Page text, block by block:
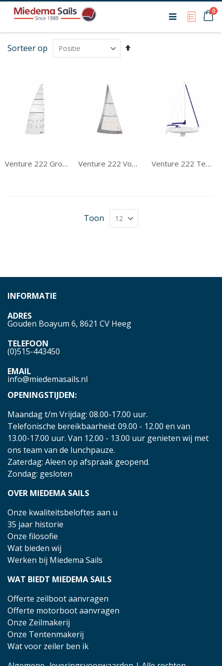
My0
Sorteer op
Van
Venture 222 Grootzeil Venture 222 Voorzeil Venture 222 Tentwerk
Toon
INFORMATIE
ADRES
Gouden Boayum 6, 8621 CV Heeg
TELEFOON
(0)515-443450
EMAIL
info@miedemasails.nl
OPENINGSTIJDEN:
Maandag t/m Vrijdag: 08.00-17.00 uur.
Telefonische bereikbaarheid: 09.00 - 12.00 en van
13.00-17.00 uur. Van 12.00 - 13.00 uur genieten wij met
ons team van de lunchpauze.
Zaterdag: Aleen op afspraak geopend.
Zondag: gesloten
OVER MIEDEMA SAILS
Onze kwaliteitsbeloftes aan u
35 jaar historie
Onze filosofie
Wat bieden wij
Werken bij Miedema Sails
WAT BIEDT MIEDEMA SAILS
Offerte zeilboot aanvragen
Offerte motorboot aanvragen
Onze Zeilmakerij
Onze Tentenmakerij
Wat voor zeiler ben ik